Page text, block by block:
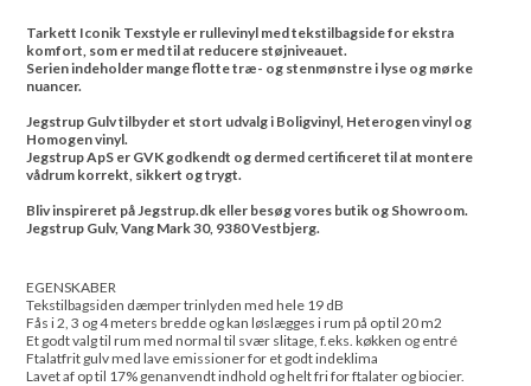
Tarkett Iconik Texstyle er rullevinyl med tekstilbagside for ekstra
komfort, som er med til at reducere støjniveauet.
Serien indeholder mange flotte træ- og stenmønstre i lyse og mørke
nuancer.
Jegstrup Gulv tilbyder et stort udvalg i Boligvinyl, Heterogen vinyl og
Homogen vinyl.
Jegstrup ApS er GVK godkendt og dermed certificeret til at montere
vådrum korrekt, sikkert og trygt.
Bliv inspireret på Jegstrup.dk eller besøg vores butik og Showroom.
Jegstrup Gulv, Vang Mark 30, 9380 Vestbjerg.
EGENSKABER
Tekstilbagsiden dæmper trinlyden med hele 19 dB
Fås i 2, 3 og 4 meters bredde og kan løslægges i rum på op til 20 m2
Et godt valg til rum med normal til svær slitage, f.eks. køkken og entré
Ftalatfrit gulv med lave emissioner for et godt indeklima
Lavet af op til 17% genanvendt indhold og helt fri for ftalater og biocier.